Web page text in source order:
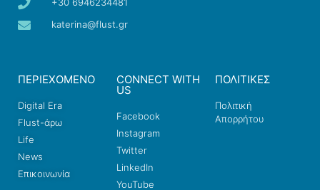
+30 6946234481
katerina@flust.gr
ΠΕΡΙΕΧΟΜΕΝΟ
Digital Era
Flust-άρω
Life
News
Επικοινωνία
CONNECT WITH
US
Facebook
Instagram
Twitter
LinkedIn
YouTube
ΠΟΛΙΤΙΚΕΣ
Πολιτική
Απορρήτου